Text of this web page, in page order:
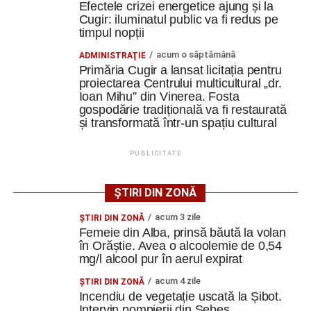
O altă realizare pe care am avut-o aici a fost proiectarea
în timp de o lună a unei cupele. Un aplicator de vopsea se
învârte cu până la 70 de mii de rotații pe minut, făcând
atomizarea vopselei. Dumnezeu mi-a ajutat să fac într-o
lună cupela asta, fără să mă inspir de niciunde, doar
bazat pe fizică, pe mecanica fluidelor, pe electrostatică”, a
spus Alexandru Jittu.
Constantin PREDESCU
Adaugă cugirinfo.ro ca sursă
preferată pe Google
Adaugă cugirinfo.ro ca sursă
preferată pe Google
Ultimele știri din Cugir
mașină solară. Vehiculul a ajuns și la o expoziție din
Trei profesori ai Colegiului Național „David Prodan”
Cugir și-au perfecționat competențele prin
mobilități Erasmus+ în Croația
Secretul succesului în afaceri, dezvăluit de
antreprenorul Alexandru Jittu care a lucrat pentru
Efectele crizei energetice ajung și la
Cugir: iluminatul public va fi redus pe
timpul nopții
ADMINISTRAŢIE acum o săptămână
Primăria Cugir a lansat licitația pentru
proiectarea Centrului multicultural „dr.
Ioan Mihu” din Vinerea. Fosta
gospodărie tradițională va fi restaurată
și transformată într-un spațiu cultural
PUBLICITATE
ȘTIRI DIN ZONĂ
ŞTIRI DIN ZONĂ acum 3 zile
Femeie din Alba, prinsă băută la volan
în Orăștie. Avea o alcoolemie de 0,54
mg/l alcool pur în aerul expirat
ŞTIRI DIN ZONĂ acum 4 zile
Incendiu de vegetație uscată la Șibot.